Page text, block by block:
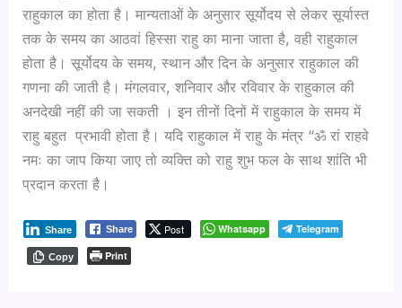
राहुकाल का होता है। मान्यताओं के अनुसार सूर्योदय से लेकर सूर्यास्त
तक के समय का आठवां हिस्सा राहु का माना जाता है, वही राहुकाल
होता है। सूर्योदय के समय, स्थान और दिन के अनुसार राहुकाल की
गणना की जाती है। मंगलवार, शनिवार और रविवार के राहुकाल की
अनदेखी नहीं की जा सकती । इन तीनों दिनों में राहुकाल के समय में
राहु बहुत प्रभावी होता है। यदि राहुकाल में राहु के मंत्र “ॐ रां राहवे
नमः का जाप किया जाए तो व्यक्ति को राहु शुभ फल के साथ शांति भी
प्रदान करता है।
Share Post
Share Whatsapp Telegram
Copy Print